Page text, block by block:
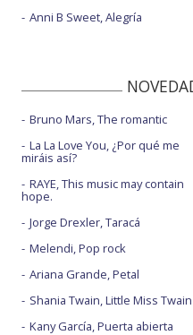
Anni B Sweet, Alegría
Bruno Mars, The romantic
La La Love You, ¿Por qué me
miráis así?
RAYE, This music may contain
hope.
Jorge Drexler, Taracá
Melendi, Pop rock
Ariana Grande, Petal
Shania Twain, Little Miss Twain
Kany García, Puerta abierta